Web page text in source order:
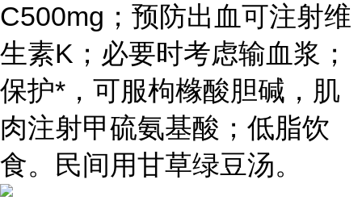
C500mg；预防出血可注射维
生素K；必要时考虑输血浆；
保护*，可服枸橼酸胆碱，肌
肉注射甲硫氨基酸；低脂饮
食。民间用甘草绿豆汤。